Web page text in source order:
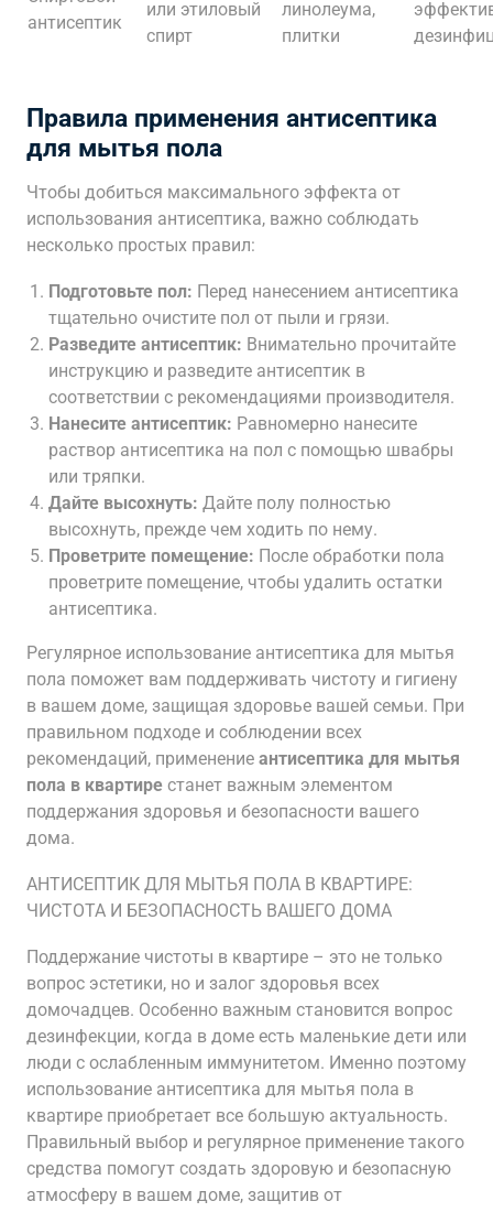
антисептик
или этиловый
спирт
линолеума,
плитки
Правила применения антисептика
для мытья пола
Чтобы добиться максимального эффекта от
использования антисептика, важно соблюдать
несколько простых правил:
Подготовьте пол: Перед нанесением антисептика
тщательно очистите пол от пыли и грязи.
Разведите антисептик: Внимательно прочитайте
инструкцию и разведите антисептик в
соответствии с рекомендациями производителя.
Нанесите антисептик: Равномерно нанесите
раствор антисептика на пол с помощью швабры
или тряпки.
Дайте высохнуть: Дайте полу полностью
высохнуть, прежде чем ходить по нему.
Проветрите помещение: После обработки пола
проветрите помещение, чтобы удалить остатки
антисептика.
Регулярное использование антисептика для мытья
пола поможет вам поддерживать чистоту и гигиену
в вашем доме, защищая здоровье вашей семьи. При
правильном подходе и соблюдении всех
рекомендаций, применение антисептика для мытья
пола в квартире станет важным элементом
поддержания здоровья и безопасности вашего
дома.
АНТИСЕПТИК ДЛЯ МЫТЬЯ ПОЛА В КВАРТИРЕ:
ЧИСТОТА И БЕЗОПАСНОСТЬ ВАШЕГО ДОМА
Поддержание чистоты в квартире – это не только
вопрос эстетики, но и залог здоровья всех
домочадцев. Особенно важным становится вопрос
дезинфекции, когда в доме есть маленькие дети или
люди с ослабленным иммунитетом. Именно поэтому
использование антисептика для мытья пола в
квартире приобретает все большую актуальность.
Правильный выбор и регулярное применение такого
средства помогут создать здоровую и безопасную
атмосферу в вашем доме, защитив от